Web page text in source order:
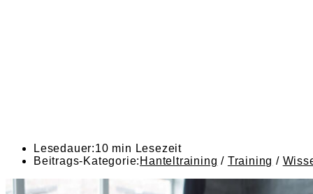
Lesedauer:10 min Lesezeit
Beitrags-Kategorie: Hanteltraining / Training /